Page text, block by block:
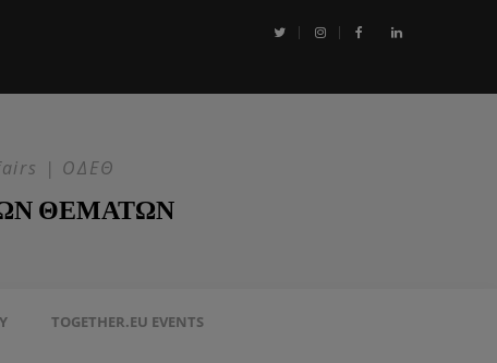
και η Επιχείρηση ASPIDES: Η ΕΕ στην ασφάλεια της Ερυθράς
| ΟΔΕΘ
ΘΕΜΑΤΩΝ
TOGETHER.EU EVENTS